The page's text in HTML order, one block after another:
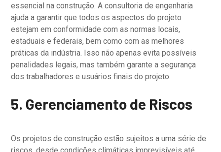
essencial na construção. A consultoria de engenharia
ajuda a garantir que todos os aspectos do projeto
estejam em conformidade com as normas locais,
estaduais e federais, bem como com as melhores
práticas da indústria. Isso não apenas evita possíveis
penalidades legais, mas também garante a segurança
dos trabalhadores e usuários finais do projeto.
5. Gerenciamento de Riscos
Os projetos de construção estão sujeitos a uma série de